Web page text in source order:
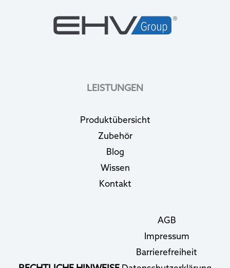
LEISTUNGEN
Produktübersicht
Zubehör
Blog
Wissen
Kontakt
AGB
Impressum
Barrierefreiheit